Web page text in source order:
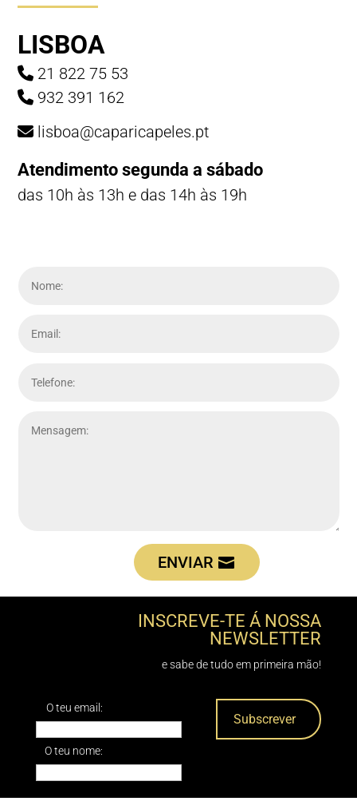
LISBOA
21 822 75 53
932 391 162
lisboa@caparicapeles.pt
Atendimento segunda a sábado
das 10h às 13h e das 14h às 19h
ENVIAR
INSCREVE-TE Á NOSSA
NEWSLETTER
e sabe de tudo em primeira mão!
O teu email:
O teu nome: